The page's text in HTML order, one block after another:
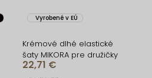
Vyrobené v EÚ
Krémové dlhé elastické
šaty MIKORA pre družičky
22,71 €